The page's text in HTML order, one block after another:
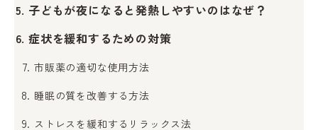
子どもが夜になると発熱しやすいのはなぜ？
症状を緩和するための対策
市販薬の適切な使用方法
睡眠の質を改善する方法
ストレスを緩和するリラックス法